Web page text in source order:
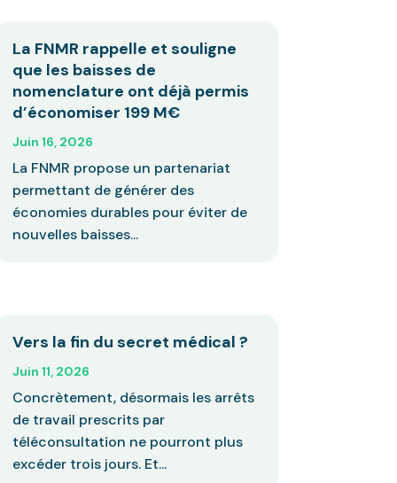
La FNMR rappelle et souligne
que les baisses de
nomenclature ont déjà permis
d’économiser 199 M€
Juin 16, 2026
La FNMR propose un partenariat
permettant de générer des
économies durables pour éviter de
nouvelles baisses...
Vers la fin du secret médical ?
Juin 11, 2026
Concrètement, désormais les arrêts
de travail prescrits par
téléconsultation ne pourront plus
excéder trois jours. Et...